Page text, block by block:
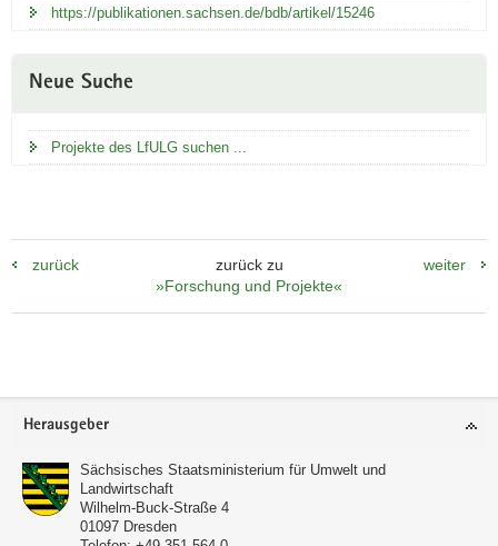
von
Gasleckagen
https://publikationen.sachsen.de/bdb/artikel/15246
Neue Suche
Projekte des LfULG suchen ...
zurück
zurück zu
»Forschung und Projekte«
weiter
Footer-
Herausgeber
Sächsisches Staatsministerium für Umwelt und
Landwirtschaft
Wilhelm-Buck-Straße 4
01097 Dresden